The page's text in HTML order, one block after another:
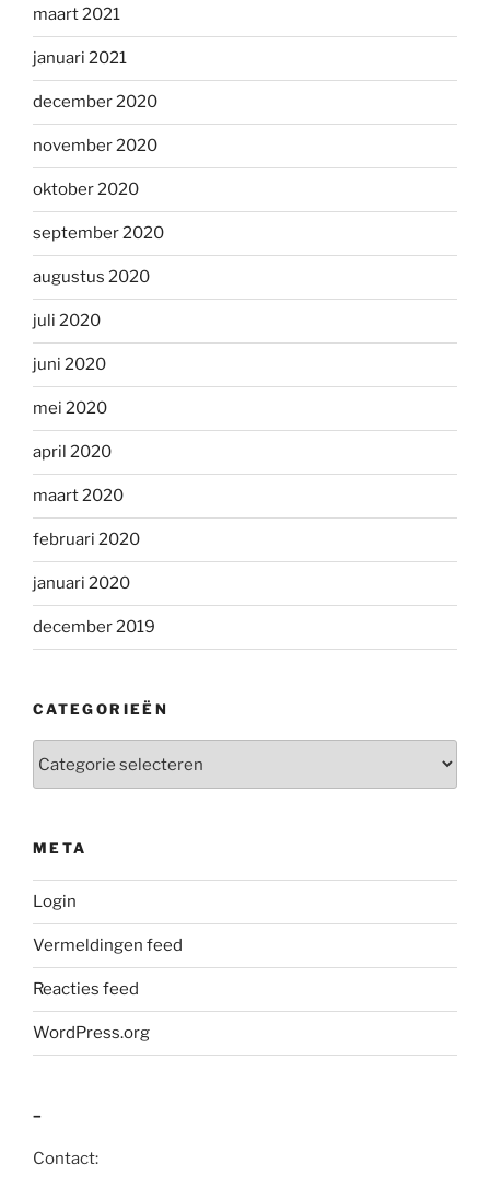
maart 2021
januari 2021
december 2020
november 2020
oktober 2020
september 2020
augustus 2020
juli 2020
juni 2020
mei 2020
april 2020
maart 2020
februari 2020
januari 2020
december 2019
CATEGORIEËN
META
Login
Vermeldingen feed
Reacties feed
WordPress.org
–
Contact: